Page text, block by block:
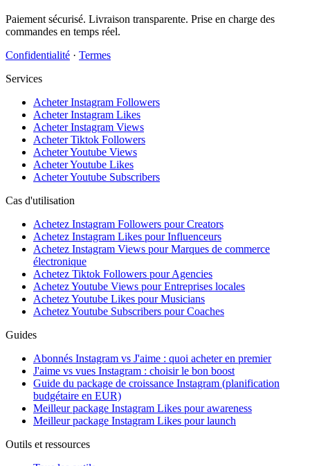
Paiement sécurisé. Livraison transparente. Prise en charge des
commandes en temps réel.
Confidentialité · Termes
Services
Acheter Instagram Followers
Acheter Instagram Likes
Acheter Instagram Views
Acheter Tiktok Followers
Acheter Youtube Views
Acheter Youtube Likes
Acheter Youtube Subscribers
Cas d'utilisation
Achetez Instagram Followers pour Creators
Achetez Instagram Likes pour Influenceurs
Achetez Instagram Views pour Marques de commerce
électronique
Achetez Tiktok Followers pour Agencies
Achetez Youtube Views pour Entreprises locales
Achetez Youtube Likes pour Musicians
Achetez Youtube Subscribers pour Coaches
Guides
Abonnés Instagram vs J'aime : quoi acheter en premier
J'aime vs vues Instagram : choisir le bon boost
Guide du package de croissance Instagram (planification
budgétaire en EUR)
Meilleur package Instagram Likes pour awareness
Meilleur package Instagram Likes pour launch
Outils et ressources